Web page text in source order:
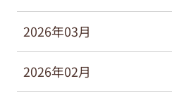
2026年03月
2026年02月